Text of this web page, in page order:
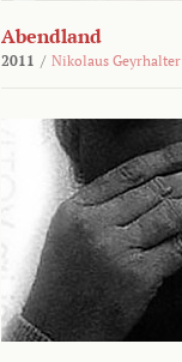
Abendland
2011 / Nikolaus Geyrhalter